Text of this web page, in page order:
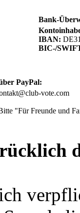
Bank-
IBAN:
BIC-/
PayPal:
vote.com
"Für Freunde und